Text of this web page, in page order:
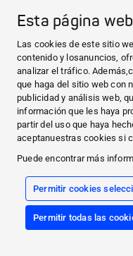
Esta página
Las cookies de este sitio
contenido y losanuncios,
analizar el tráfico.
que haga del sitio web con
publicidad y análisis web,
información que les haya
partir del uso que haya
aceptanuestras cookies si
Puede encontrar más
Permitir cookies
Permitir todas las
CONTACTO
Solicitar
Sedes de
Facebook
Términos y